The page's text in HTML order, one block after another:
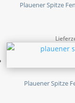
Plauener Spitze
Plauener Spitze